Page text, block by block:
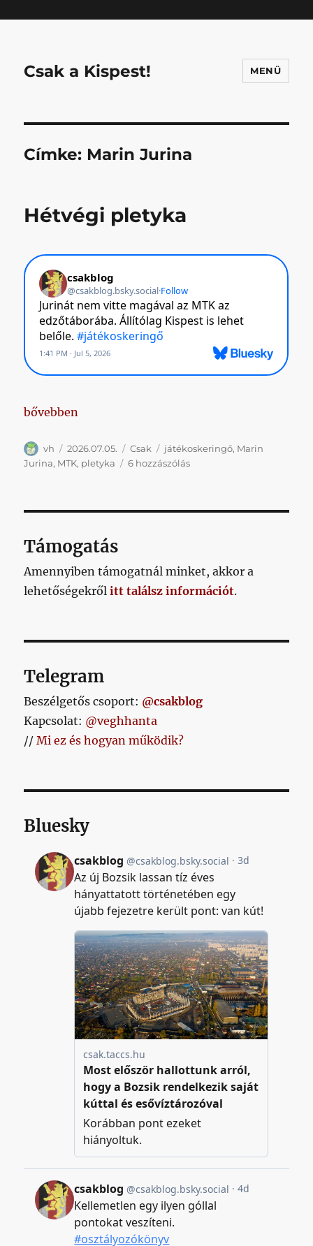
Csak a Kispest! MENÜ
Címke: Marin Jurina
Hétvégi pletyka
„Hétvégi pletyka”
bővebben
Szerző
vh Közzétéve
2026.07.05. Kategória
Csak Címke
játékoskeringő, Marin
Jurina, MTK, pletyka 6 hozzászólásHétvégi
Támogatás
Amennyiben támogatnál minket, akkor a
lehetőségekrőlitt találsz információt.
Telegram
Beszélgetős csoport: @csakblog
Kapcsolat: @veghhanta
//Mi ez és hogyan működik?
Bluesky